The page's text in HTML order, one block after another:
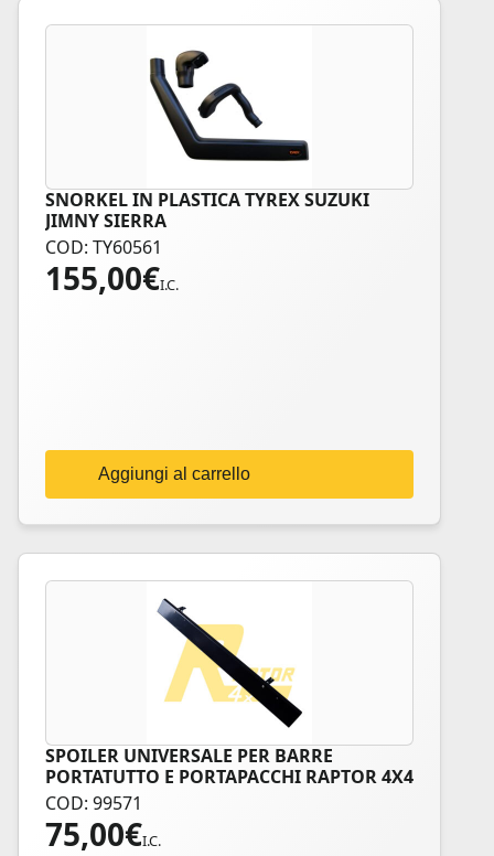
SNORKEL IN PLASTICA TYREX SUZUKI
JIMNY SIERRA
COD: TY60561
155,00€I.C.
Aggiungi al carrello
SPOILER UNIVERSALE PER BARRE
PORTATUTTO E PORTAPACCHI RAPTOR 4X4
COD: 99571
75,00€I.C.
Questo
prodotto
ha
più